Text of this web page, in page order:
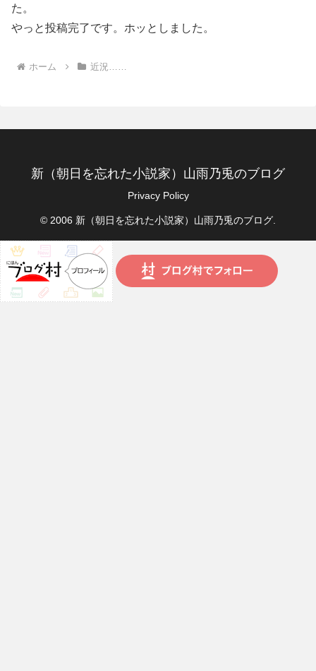
た。
やっと投稿完了です。ホッとしました。
ホーム 近況……
新（朝日を忘れた小説家）山雨乃兎のブログ
Privacy Policy
© 2006 新（朝日を忘れた小説家）山雨乃兎のブログ.